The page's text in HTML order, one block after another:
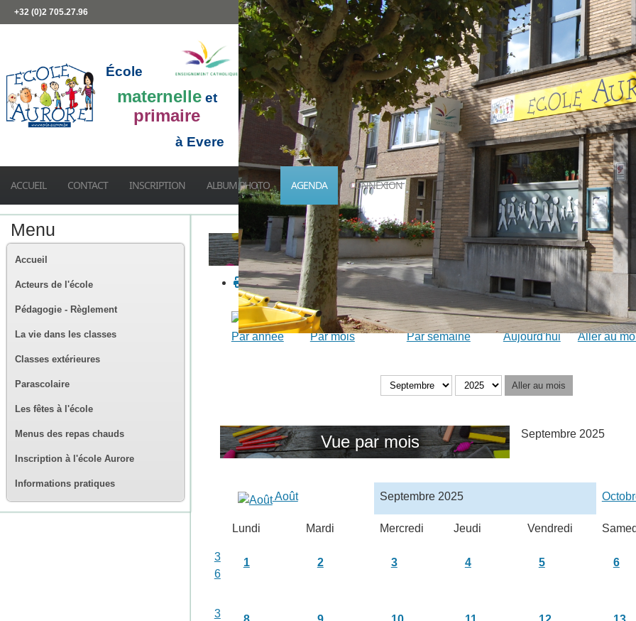
+32 (0)2 705.27.96
École
maternelle et
primaire
à Evere
ACCUEIL CONTACT INSCRIPTION ALBUM PHOTO AGENDA CONNEXION
Menu
Accueil
Acteurs de l'école
Pédagogie - Règlement
La vie dans les classes
Classes extérieures
Parascolaire
Les fêtes à l'école
Menus des repas chauds
Inscription à l'école Aurore
Informations pratiques
Calendrier
Par année Par mois Par semaine Aujourd'hui Aller au
Aller au mois
Vue par mois Septembre 2025
Août Septembre 2025
Lundi Mardi Mercredi Jeudi Vendredi
3
6
1 2 3 4 5 6
3